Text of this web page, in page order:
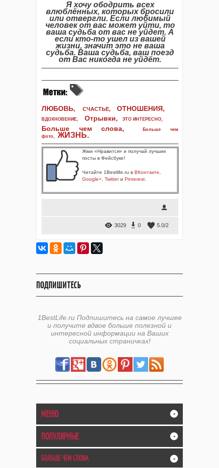
Я хочу ободрить всех
влюблённых, которых бросили
или отвергли. Если любимый
человек от вас может уйти, то
ваша судьба от вас не уйдет. А
если кто-то ушел из вашей
жизни, значит это не ваша
судьба. Ваша судьба, ваш поезд
от Вас никогда не уйдёт.
ЛЮБОВЬ, СЧАСТЬЕ, ОТНОШЕНИЯ,
ВДОХНОВЕНИЕ, Отрывки, ЭТО ИНТЕРЕСНО,
Больше чем слова,
Больше чем
фото, ЖИЗНЬ.
Жми «Нравится» и получай лучшие
посты в Фейсбуке!
Читайте 1Bestlife.ru в ВКонтакте
Google+ Twitterи Pinterest
3029 0 5.0/2
ПОДПИШИТЕСЬ
1BestLife.ru Подпишитесь на самое лучшее
и получите вдвое больше полезной и
интересной информации на Ваших
социальных страничках!
МЕНЮ +
ПОПУЛЯРНЫЕ +
БОЛЬШЕ ЧЕМ СЛОВА +